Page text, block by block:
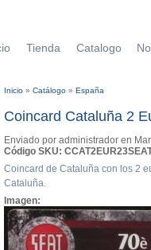
Tienda Catalogo
Inicio » Catálogo » España
Coincard Cataluña 2
Enviado por administrador en
Código SKU:
Coincard de Cataluña con los 2
Cataluña.
Imagen: